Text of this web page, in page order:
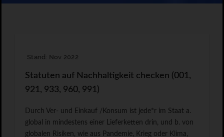
Stand: Nov 2022
Statuten auf Nachhaltigkeit checken (001,
921, 933, 960, 991)
Durch Ver- und Einkauf /Konsum ist jede*r im Staat a.
global in mindestens einer Lieferketten drin, und b. von
globalen Risiken, wie aus Pandemie, Krieg oder Klima,